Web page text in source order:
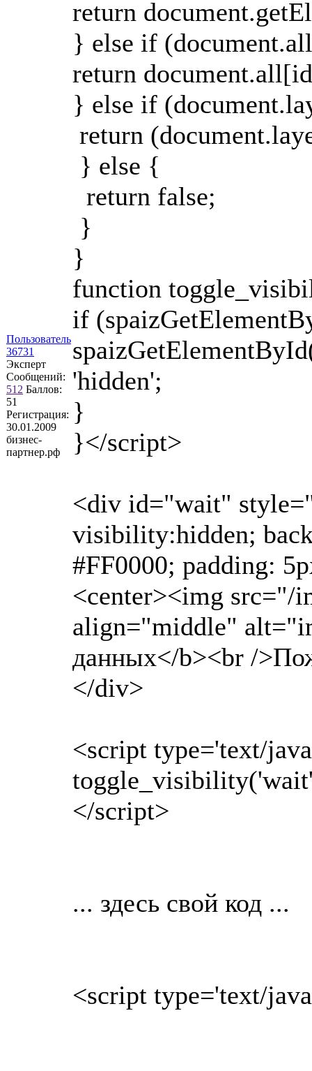
Пользователь
36731
Эксперт
Сообщений:
512 Баллов:
51
Регистрация:
30.01.2009
бизнес-
партнер.рф
return
} else if
return
} else if
return
} else {
return false;
}
}
function
if
'hidden';
}
}</script>
<div id="wait"
visibility:hidden;
#FF0000; padding:
<center><img src="/
align="middle"
данных</b><br /
</div>
<script type='text/
</script>
... здесь свой код ...
<script type='text/